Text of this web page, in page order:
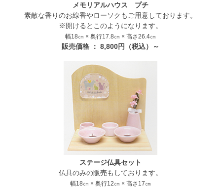
メモリアルハウス プチ
素敵な香りのお線香やローソクもご用意しております。
※開けるとこのようになります。
幅18㎝ × 奥行17.8㎝ × 高さ26.4㎝
販売価格 ： 8,800円（税込）～
ステージ仏具セット
仏具のみの販売もしております。
幅18㎝ × 奥行12㎝ × 高さ17㎝